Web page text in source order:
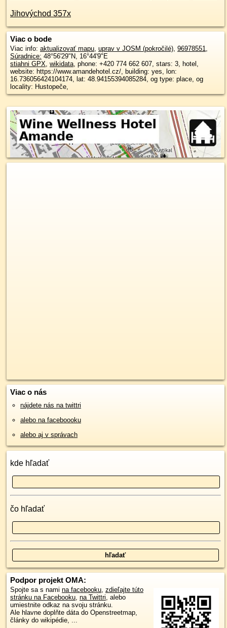
Jihovýchod 357x
Viac o bode
Viac info: aktualizovať mapu, uprav v JOSM (pokročilé), 96978551,
Súradnice: 48°56'29"N, 16°44'9"E
stiahni GPX, wikidata, phone: +420 774 662 607, stars: 3, hotel,
website: https://www.amandehotel.cz/, building: yes, lon:
16.736056424104174, lat: 48.94155394085284, og type: place, og
locality: Hustopeče,
Viac o nás
nájdete nás na twittri
alebo na faceboooku
alebo aj v správach
kde hľadať
čo hľadať
Podpor projekt OMA:
Spojte sa s nami na facebooku, zdieľajte túto
stránku na Facebooku, na Twittri, alebo
umiestnite odkaz na svoju stránku.
Ale hlavne doplňte dáta do Openstreetmap,
články do wikipédie, ...